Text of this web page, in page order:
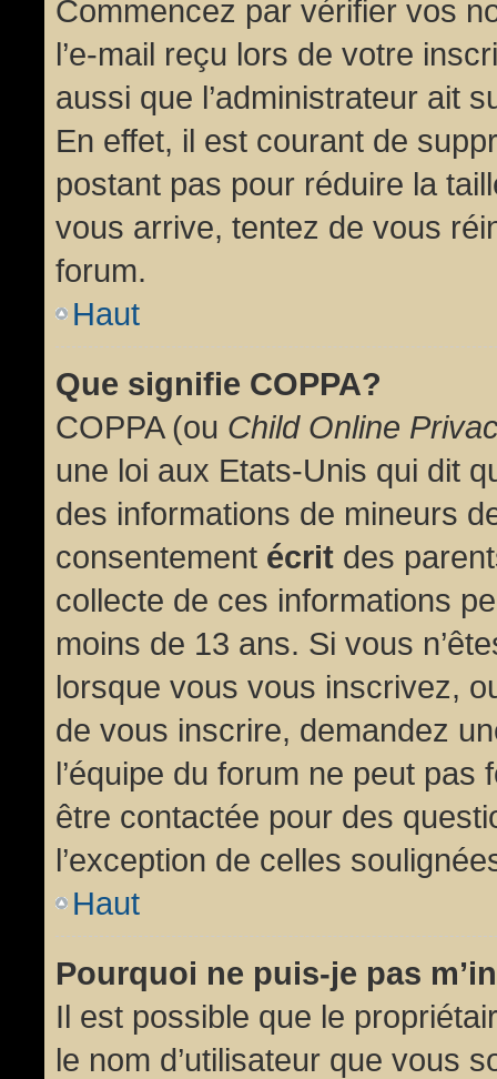
Commencez par vérifier vos
l’e-mail reçu lors de votre
aussi que l’administrateur ait
En effet, il est courant de
postant pas pour réduire la
vous arrive, tentez de vous
forum.
Haut
Que signifie COPPA?
COPPA (ou Child Online
une loi aux Etats-Unis qui dit
des informations de mineurs
consentement écrit des
collecte de ces informations
moins de 13 ans. Si vous
lorsque vous vous inscrivez,
de vous inscrire, demandez
l’équipe du forum ne peut
être contactée pour des
l’exception de celles
Haut
Pourquoi ne puis-je pas
Il est possible que le
le nom d’utilisateur que vous